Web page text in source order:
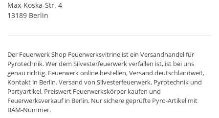
Max-Koska-Str. 4
13189 Berlin
Der Feuerwerk Shop Feuerwerksvitrine ist ein Versandhandelfür
Pyrotechnik. Wer dem Silvesterfeuerwerk verfallen ist, ist bei uns
genau richtig. Feuerwerk online bestellen,Versand deutschlandweit,
Kontakt in Berlin. Versand von Silvesterfeuerwerk, Pyrotechnik und
Partyartikel. Preiswert Feuerwerkskörper kaufen und
Feuerwerksverkauf in Berlin. Nur sichere geprüfte Pyro-Artikel mit
BAM-Nummer.